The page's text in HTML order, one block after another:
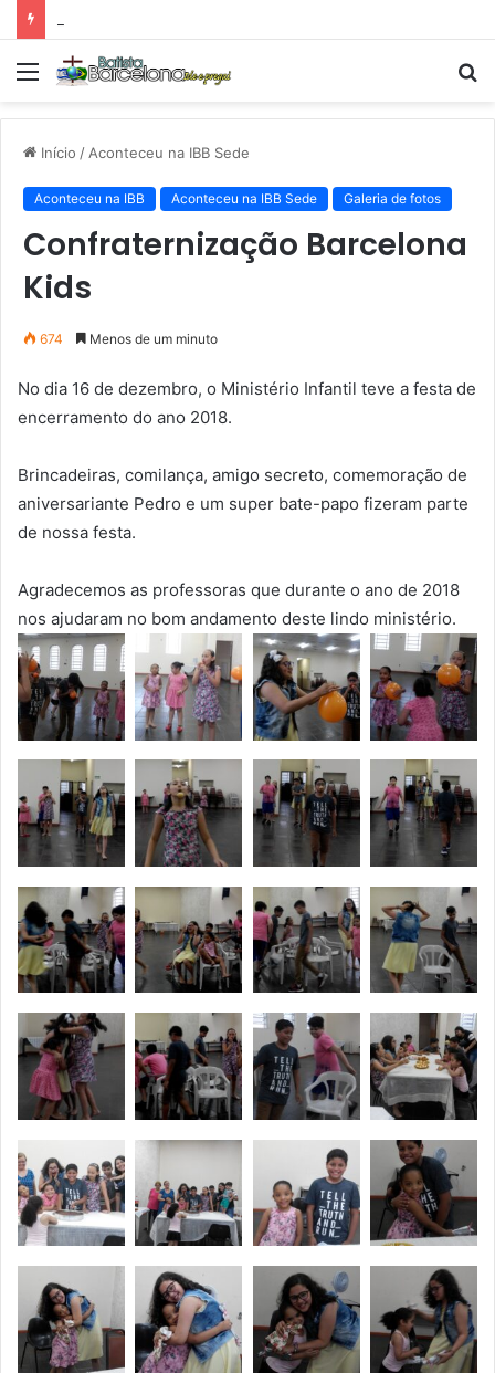
Menu
Início / Aconteceu na IBB Sede
Aconteceu na IBB Aconteceu na IBB Sede Galeria de fotos
Confraternização Barcelona
Kids
674 Menos de um minuto
No dia 16 de dezembro, o Ministério Infantil teve a festa de
encerramento do ano 2018.
Brincadeiras, comilança, amigo secreto, comemoração de
aniversariante Pedro e um super bate-papo fizeram parte
de nossa festa.
Agradecemos as professoras que durante o ano de 2018
nos ajudaram no bom andamento deste lindo ministério.